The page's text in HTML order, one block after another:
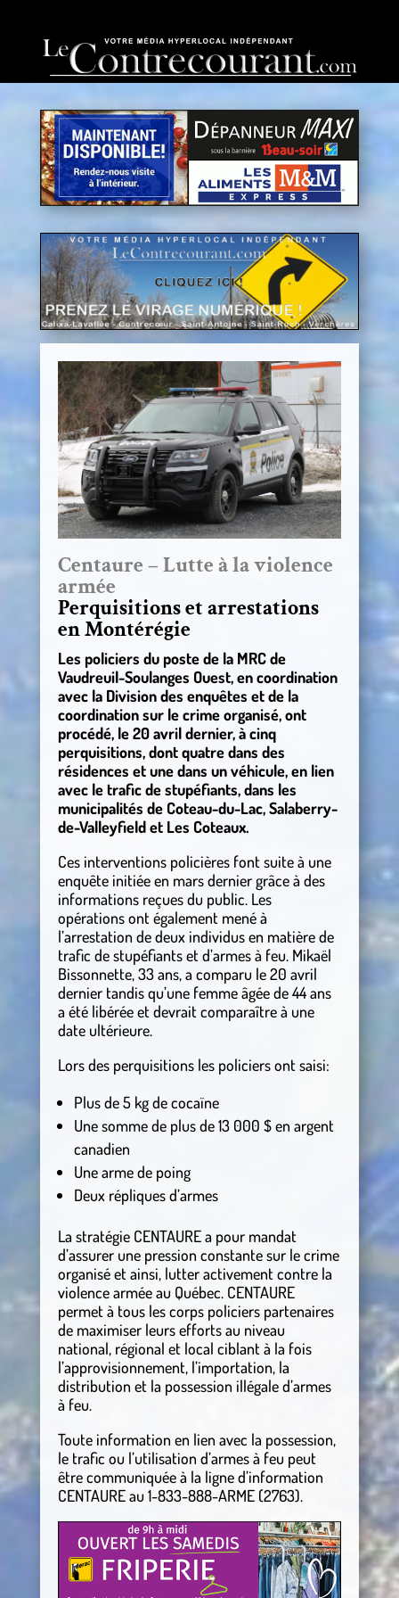
Centaure – Lutte à la violence
armée
Perquisitions et arrestations
en Montérégie
Les policiers du poste de la MRC de
Vaudreuil-Soulanges Ouest, en coordination
avec la Division des enquêtes et de la
coordination sur le crime organisé, ont
procédé, le 20 avril dernier, à cinq
perquisitions, dont quatre dans des
résidences et une dans un véhicule, en lien
avec le trafic de stupéfiants, dans les
municipalités de Coteau-du-Lac, Salaberry-
de-Valleyfield et Les Coteaux.
Ces interventions policières font suite à une
enquête initiée en mars dernier grâce à des
informations reçues du public. Les
opérations ont également mené à
l’arrestation de deux individus en matière de
trafic de stupéfiants et d’armes à feu. Mikaël
Bissonnette, 33 ans, a comparu le 20 avril
dernier tandis qu’une femme âgée de 44 ans
a été libérée et devrait comparaître à une
date ultérieure.
Lors des perquisitions les policiers ont saisi:
Plus de 5 kg de cocaïne
Une somme de plus de 13 000 $ en argent
canadien
Une arme de poing
Deux répliques d’armes
La stratégie CENTAURE a pour mandat
d’assurer une pression constante sur le crime
organisé et ainsi, lutter activement contre la
violence armée au Québec. CENTAURE
permet à tous les corps policiers partenaires
de maximiser leurs efforts au niveau
national, régional et local ciblant à la fois
l’approvisionnement, l’importation, la
distribution et la possession illégale d’armes
à feu.
Toute information en lien avec la possession,
le trafic ou l’utilisation d’armes à feu peut
être communiquée à la ligne d’information
CENTAURE au 1-833-888-ARME (2763).